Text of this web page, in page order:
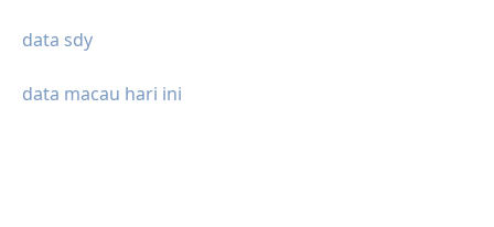
data sdy
data macau hari ini